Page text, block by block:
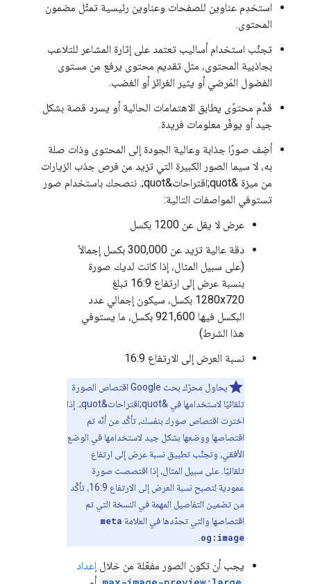
استخدِم عناوين للصفحات وعناوين رئيسية تمثّل مضمون
المحتوى.
تجنَّب استخدام أساليب تعتمد على إثارة المشاعر للتلاعب
بجاذبية المحتوى، مثل تقديم محتوى يرفع من مستوى
الفضول المَرضي أو يثير الغرائز أو الغضب.
قدِّم محتوًى يطابق الاهتمامات الحالية أو يسرد قصة بشكل
جيد أو يوفّر معلومات فريدة.
أضِف صورًا جذابة وعالية الجودة إلى المحتوى وذات صلة
به، لا سيما الصور الكبيرة التي تزيد من فرص جذب الزيارات
من ميزة &quot;اقتراحات&quot;. ننصحك باستخدام صور
تستوفي المواصفات التالية:
عرض لا يقل عن 1200 بكسل
دقة عالية تزيد عن 300,000 بكسل إجمالاً
(على سبيل المثال، إذا كانت لديك صورة
بنسبة عرض إلى ارتفاع 16:9 تبلغ
1280x720 بكسل، سيكون إجمالي عدد
البكسل فيها 921,600 بكسل، ما يستوفي
هذا الشرط)
نسبة العرض إلى الارتفاع 16:9
يحاول محرّك بحث Google اقتصاص الصورة
تلقائيًا لاستخدامها في &quot;اقتراحات&quot;. إذا
اخترت اقتصاص صورك بنفسك، تأكَّد من أنّه تم
اقتصاصها ووضعها بشكل جيد لاستخدامها في الوضع
الأفقي، وتجنَّب تطبيق نسبة عرض إلى ارتفاع
تلقائيًا. على سبيل المثال، إذا اقتصصت صورة
عمودية لتصبح نسبة العرض إلى الارتفاع 16:9، تأكَّد
من تضمين التفاصيل المهمة في النسخة التي تم
اقتصاصها والتي تحدّدها في العلامة meta
og:image
يجب أن تكون الصور مفعّلة من خلال إعداد